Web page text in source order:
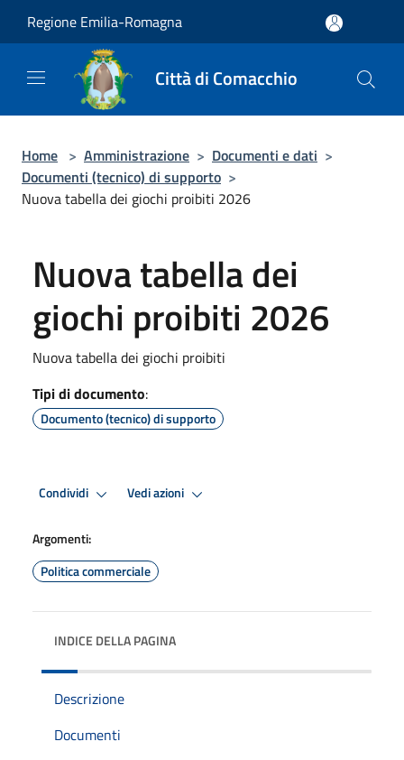
Regione Emilia-Romagna
Città di Comacchio
Home > Amministrazione > Documenti e dati >
Documenti (tecnico) di supporto >
Nuova tabella dei giochi proibiti 2026
Nuova tabella dei
giochi proibiti 2026
Nuova tabella dei giochi proibiti
Tipi di documento:
Documento (tecnico) di supporto
Condividi Vedi azioni
Argomenti:
Politica commerciale
INDICE DELLA PAGINA
Descrizione
Documenti